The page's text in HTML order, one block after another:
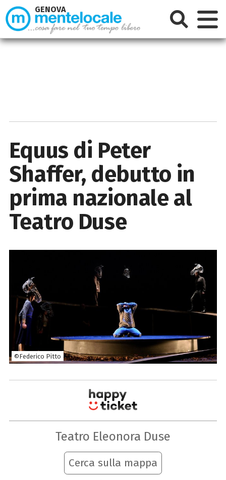
Equus di Peter
Shaffer, debutto in
prima nazionale al
Teatro Duse
©Federico Pitto
Teatro Eleonora Duse
Cerca sulla mappa
GENOVA